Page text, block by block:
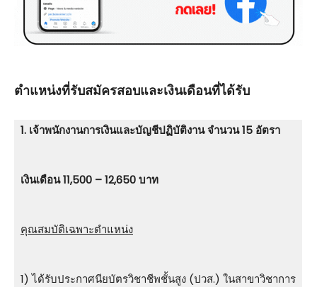
ตําแหน่งที่รับสมัครสอบและเงินเดือนที่ได้รับ
1. เจ้าพนักงานการเงินและบัญชีปฏิบัติงาน จำนวน 15 อัตรา
เงินเดือน 11,500 – 12,650 บาท
คุณสมบัติเฉพาะตำแหน่ง
1) ได้รับประกาศนียบัตรวิชาชีพชั้นสูง (ปวส.) ในสาขาวิชาการ